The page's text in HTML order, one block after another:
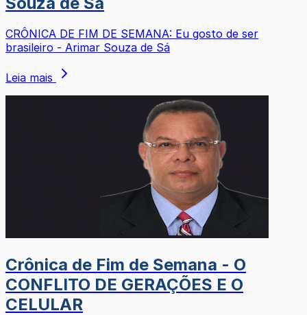
CRÔNICA DE FIM DE SEMANA: Eu gosto de ser
brasileiro - Arimar Souza de Sá
Leia mais
Crônica de Fim de Semana - O
CONFLITO DE GERAÇÕES E O
CELULAR